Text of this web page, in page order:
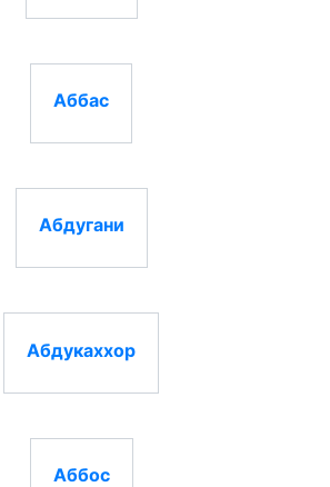
Аббас
Абдугани
Абдукаххор
Аббос